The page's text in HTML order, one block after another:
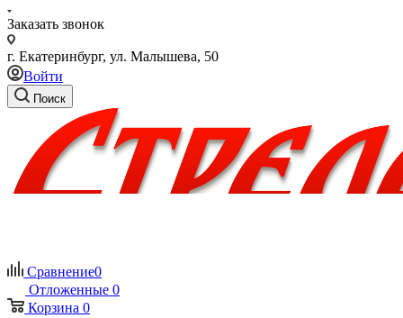
Заказать звонок
г. Екатеринбург, ул. Малышева, 50
Войти
Поиск
Сравнение0
Отложенные 0
Корзина 0